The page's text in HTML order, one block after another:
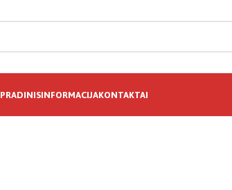
PRADINISINFORMACIJAKONTAKTAI